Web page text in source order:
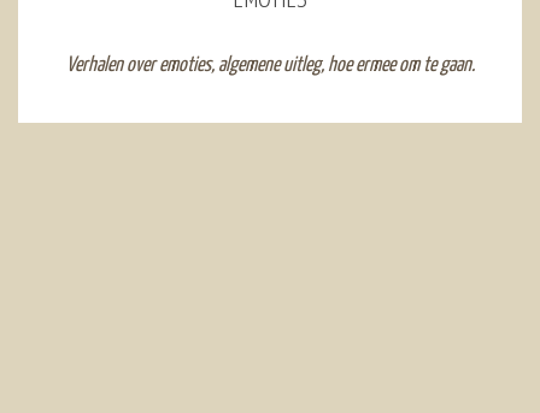
Verhalen over emoties, algemene uitleg, hoe ermee om te gaan.